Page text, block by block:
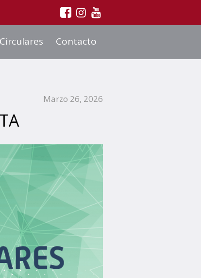
Circulares Contacto
Marzo 26, 2026